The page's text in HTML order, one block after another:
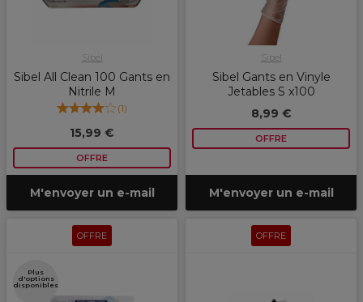
Sibel
Sibel All Clean 100 Gants en
Nitrile M
(1)
15,99 €
OFFRE
M'envoyer un e-mail
Sibel
Sibel Gants en Vinyle
Jetables S x100
8,99 €
OFFRE
M'envoyer un e-mail
OFFRE
Plus
d'options
disponibles
OFFRE